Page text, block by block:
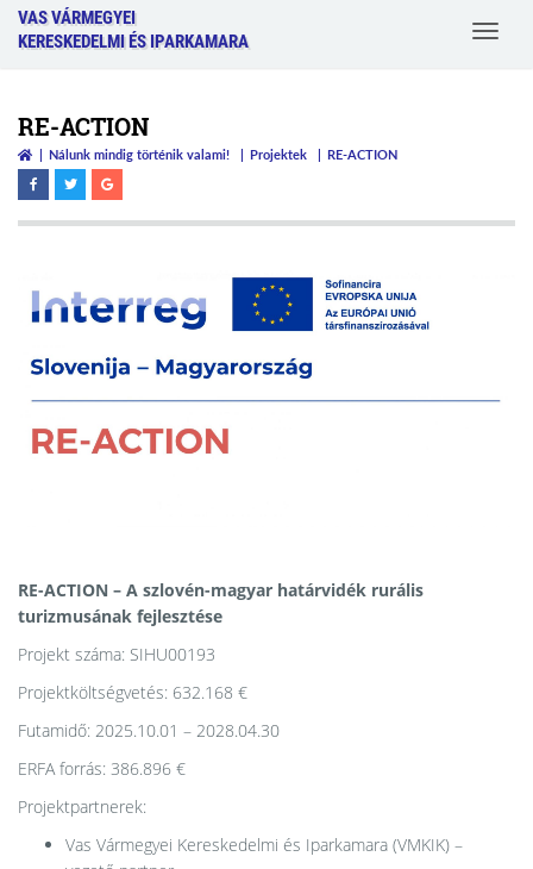
VAS VÁRMEGYEI
KERESKEDELMI ÉS IPARKAMARA
Toggle
RE-ACTION
Nálunk mindig történik valami! Projektek RE-ACTION
RE-ACTION – A szlovén-magyar határvidék rurális
turizmusának fejlesztése
Projekt száma: SIHU00193
Projektköltségvetés: 632.168 €
Futamidő: 2025.10.01 – 2028.04.30
ERFA forrás: 386.896 €
Projektpartnerek:
Vas Vármegyei Kereskedelmi és Iparkamara (VMKIK) –